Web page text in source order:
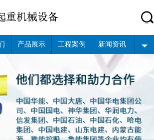
产品展示 工程案例 新闻资讯